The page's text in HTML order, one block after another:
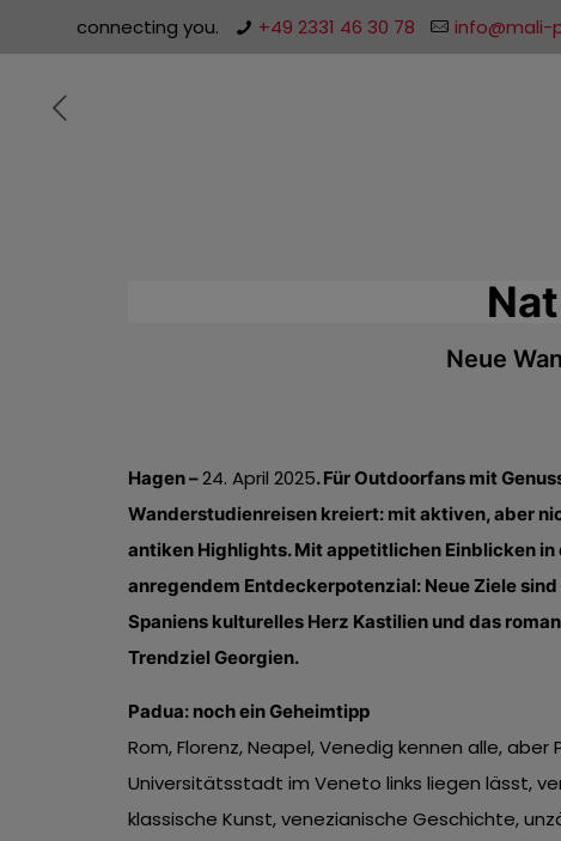
connecting you. +49 2331 46 30 78 info@mali-
Neue
Hagen –24. April 2025.Für Outdoorfans mit
Wanderstudienreisen kreiert: mit aktiven, aber
antiken Highlights. Mit appetitlichen Einblicken in
anregendem Entdeckerpotenzial: Neue Ziele
Spaniens kulturelles Herz Kastilien und das
Trendziel Georgien.
Padua: noch ein Geheimtipp
Rom, Florenz, Neapel, Venedig kennen alle,
Universitätsstadt im Veneto links liegen lässt,
klassische Kunst, venezianische Geschichte,